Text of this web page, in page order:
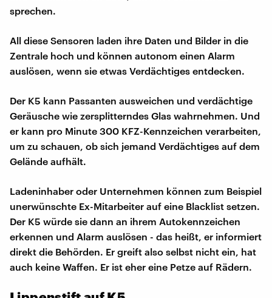
sprechen.
All diese Sensoren laden ihre Daten und Bilder in die
Zentrale hoch und können autonom einen Alarm
auslösen, wenn sie etwas Verdächtiges entdecken.
Der K5 kann Passanten ausweichen und verdächtige
Geräusche wie zersplitterndes Glas wahrnehmen. Und
er kann pro Minute 300 KFZ-Kennzeichen verarbeiten,
um zu schauen, ob sich jemand Verdächtiges auf dem
Gelände aufhält.
Ladeninhaber oder Unternehmen können zum Beispiel
unerwünschte Ex-Mitarbeiter auf eine Blacklist setzen.
Der K5 würde sie dann an ihrem Autokennzeichen
erkennen und Alarm auslösen - das heißt, er informiert
direkt die Behörden. Er greift also selbst nicht ein, hat
auch keine Waffen. Er ist eher eine Petze auf Rädern.